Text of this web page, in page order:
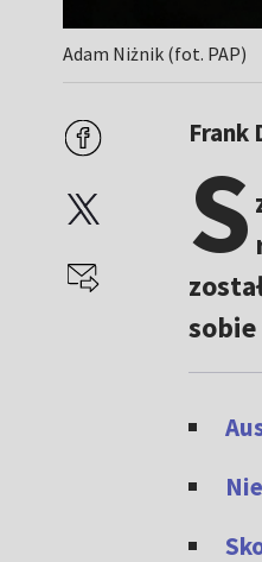
Adam Niżnik (fot. PAP)
Frank
S